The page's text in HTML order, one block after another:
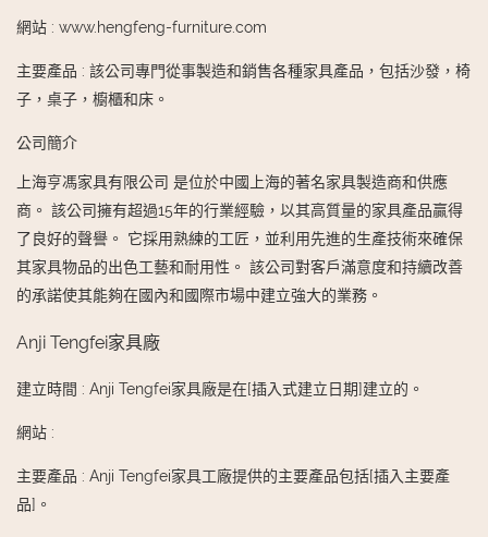
網站 : www.hengfeng-furniture.com
主要產品 : 該公司專門從事製造和銷售各種家具產品，包括沙發，椅
子，桌子，櫥櫃和床。
公司簡介
上海亨馮家具有限公司 是位於中國上海的著名家具製造商和供應
商。 該公司擁有超過15年的行業經驗，以其高質量的家具產品贏得
了良好的聲譽。 它採用熟練的工匠，並利用先進的生產技術來確保
其家具物品的出色工藝和耐用性。 該公司對客戶滿意度和持續改善
的承諾使其能夠在國內和國際市場中建立強大的業務。
Anji Tengfei家具廠
建立時間 : Anji Tengfei家具廠是在[插入式建立日期]建立的。
網站 :
主要產品 : Anji Tengfei家具工廠提供的主要產品包括[插入主要產
品]。